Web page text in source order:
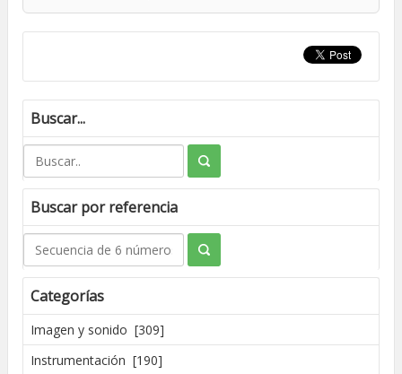
Buscar...
Buscar por referencia
Categorías
Imagen y sonido [309]
Instrumentación [190]